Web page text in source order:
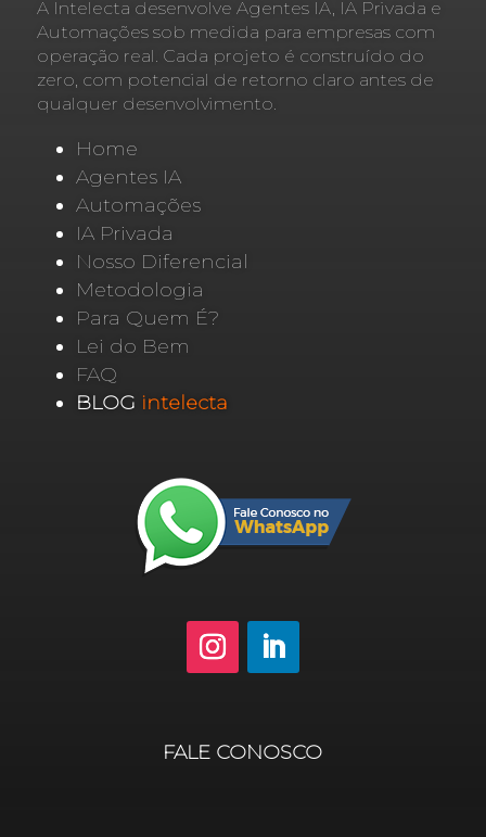
A Intelecta desenvolve Agentes IA, IA Privada e
Automações sob medida para empresas com
operação real. Cada projeto é construído do
zero, com potencial de retorno claro antes de
qualquer desenvolvimento.
Home
Agentes IA
Automações
IA Privada
Nosso Diferencial
Metodologia
Para Quem É?
Lei do Bem
FAQ
BLOG intelecta
FALE CONOSCO